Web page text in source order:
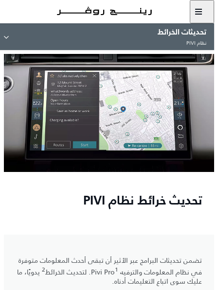
تحديثات الخرائط
نظام PIVI
تحديث خرائط نظام PIVI
تضمن تحديثات البرامج عبر الأثير أن تبقى أحدث المعلومات متوفرة
في نظام المعلومات والترفيه Pivi Pro 1 . لتحديث الخرائط2 يدويًا، ما
عليك سوى اتباع التعليمات أدناه.